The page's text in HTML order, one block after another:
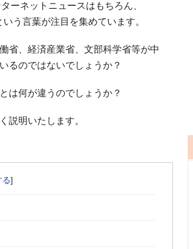
ーネットニュースはもちろん、
う言葉が注目を集めています。
省、経済産業省、文部科学省等が中
るのではないでしょうか？
は何が違うのでしょうか？
説明いたします。
]